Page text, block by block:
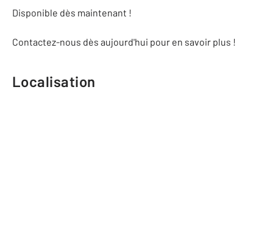
Disponible dès maintenant !
Contactez-nous dès aujourd'hui pour en savoir plus !
Localisation